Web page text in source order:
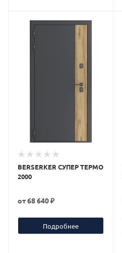
BERSERKER СУПЕР ТЕРМО
2000
от68 640 ₽
Подробнее